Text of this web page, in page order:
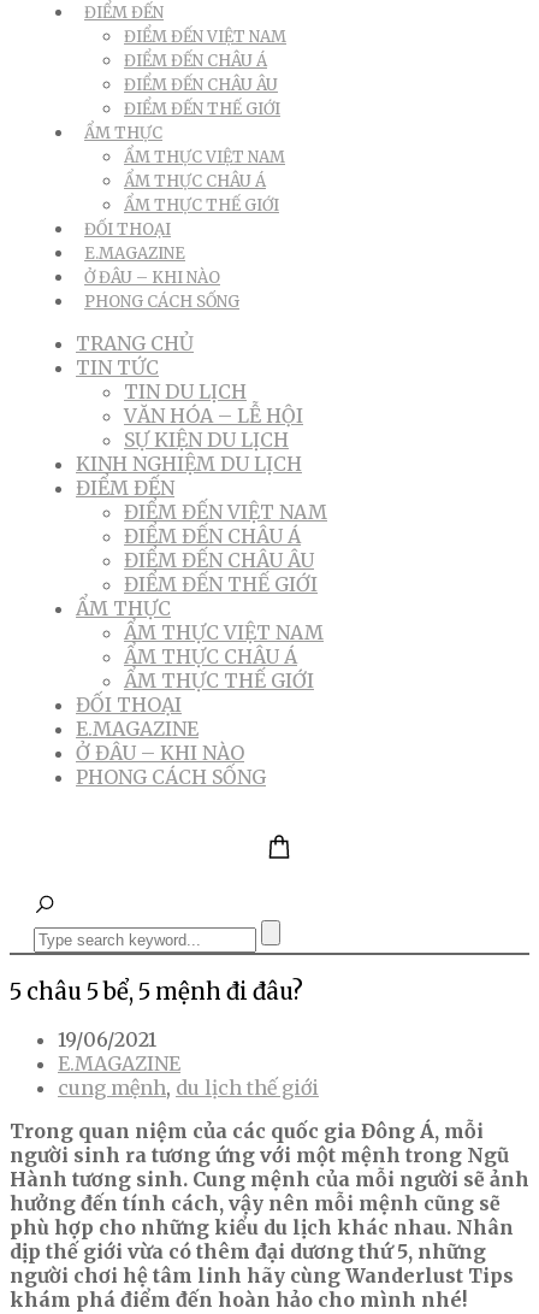
ĐIỂM ĐẾN
ĐIỂM ĐẾN VIỆT NAM
ĐIỂM ĐẾN CHÂU Á
ĐIỂM ĐẾN CHÂU ÂU
ĐIỂM ĐẾN THẾ GIỚI
ẨM THỰC
ẨM THỰC VIỆT NAM
ẨM THỰC CHÂU Á
ẨM THỰC THẾ GIỚI
ĐỐI THOẠI
E.MAGAZINE
Ở ĐÂU – KHI NÀO
PHONG CÁCH SỐNG
TRANG CHỦ
TIN TỨC
TIN DU LỊCH
VĂN HÓA – LỄ HỘI
SỰ KIỆN DU LỊCH
KINH NGHIỆM DU LỊCH
ĐIỂM ĐẾN
ĐIỂM ĐẾN VIỆT NAM
ĐIỂM ĐẾN CHÂU Á
ĐIỂM ĐẾN CHÂU ÂU
ĐIỂM ĐẾN THẾ GIỚI
ẨM THỰC
ẨM THỰC VIỆT NAM
ẨM THỰC CHÂU Á
ẨM THỰC THẾ GIỚI
ĐỐI THOẠI
E.MAGAZINE
Ở ĐÂU – KHI NÀO
PHONG CÁCH SỐNG
5 châu 5 bể, 5 mệnh đi đâu?
19/06/2021
E.MAGAZINE
cung mệnh, du lịch thế giới
Trong quan niệm của các quốc gia Đông Á, mỗi
người sinh ra tương ứng với một mệnh trong Ngũ
Hành tương sinh. Cung mệnh của mỗi người sẽ ảnh
hưởng đến tính cách, vậy nên mỗi mệnh cũng sẽ
phù hợp cho những kiểu du lịch khác nhau. Nhân
dịp thế giới vừa có thêm đại dương thứ 5, những
người chơi hệ tâm linh hãy cùng Wanderlust Tips
khám phá điểm đến hoàn hảo cho mình nhé!